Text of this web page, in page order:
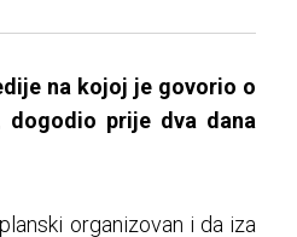
na kojoj je govorio o
dogodio prije dva dana
organizovan i da iza